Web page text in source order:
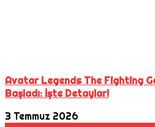
Avatar Legends The Fighting
Başladı: İşte Detaylar!
3 Temmuz 2026